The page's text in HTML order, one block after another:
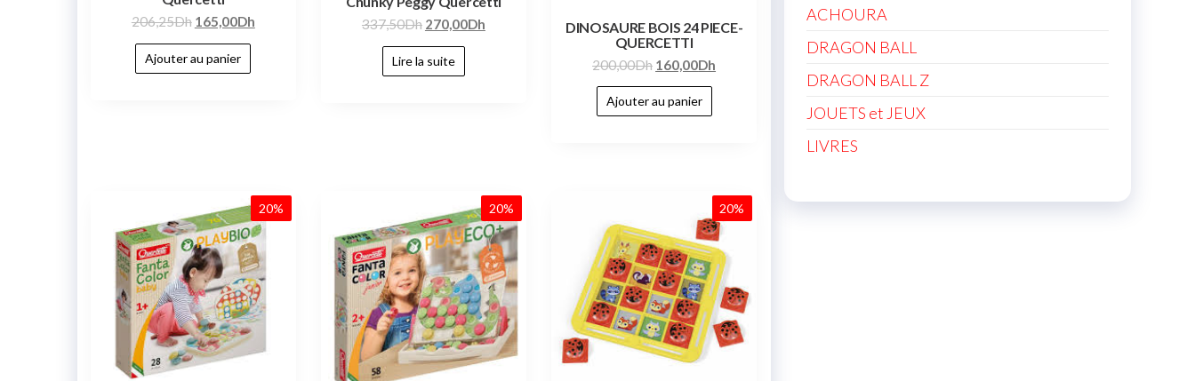
206,25Dh 165,00Dh
Ajouter au panier
337,50Dh 270,00Dh
Lire la suite
DINOSAURE BOIS 24 PIECE-
QUERCETTI
200,00Dh 160,00Dh
Ajouter au panier
20% 20% 20%
ACHOURA
DRAGON BALL
DRAGON BALL Z
JOUETS et JEUX
LIVRES